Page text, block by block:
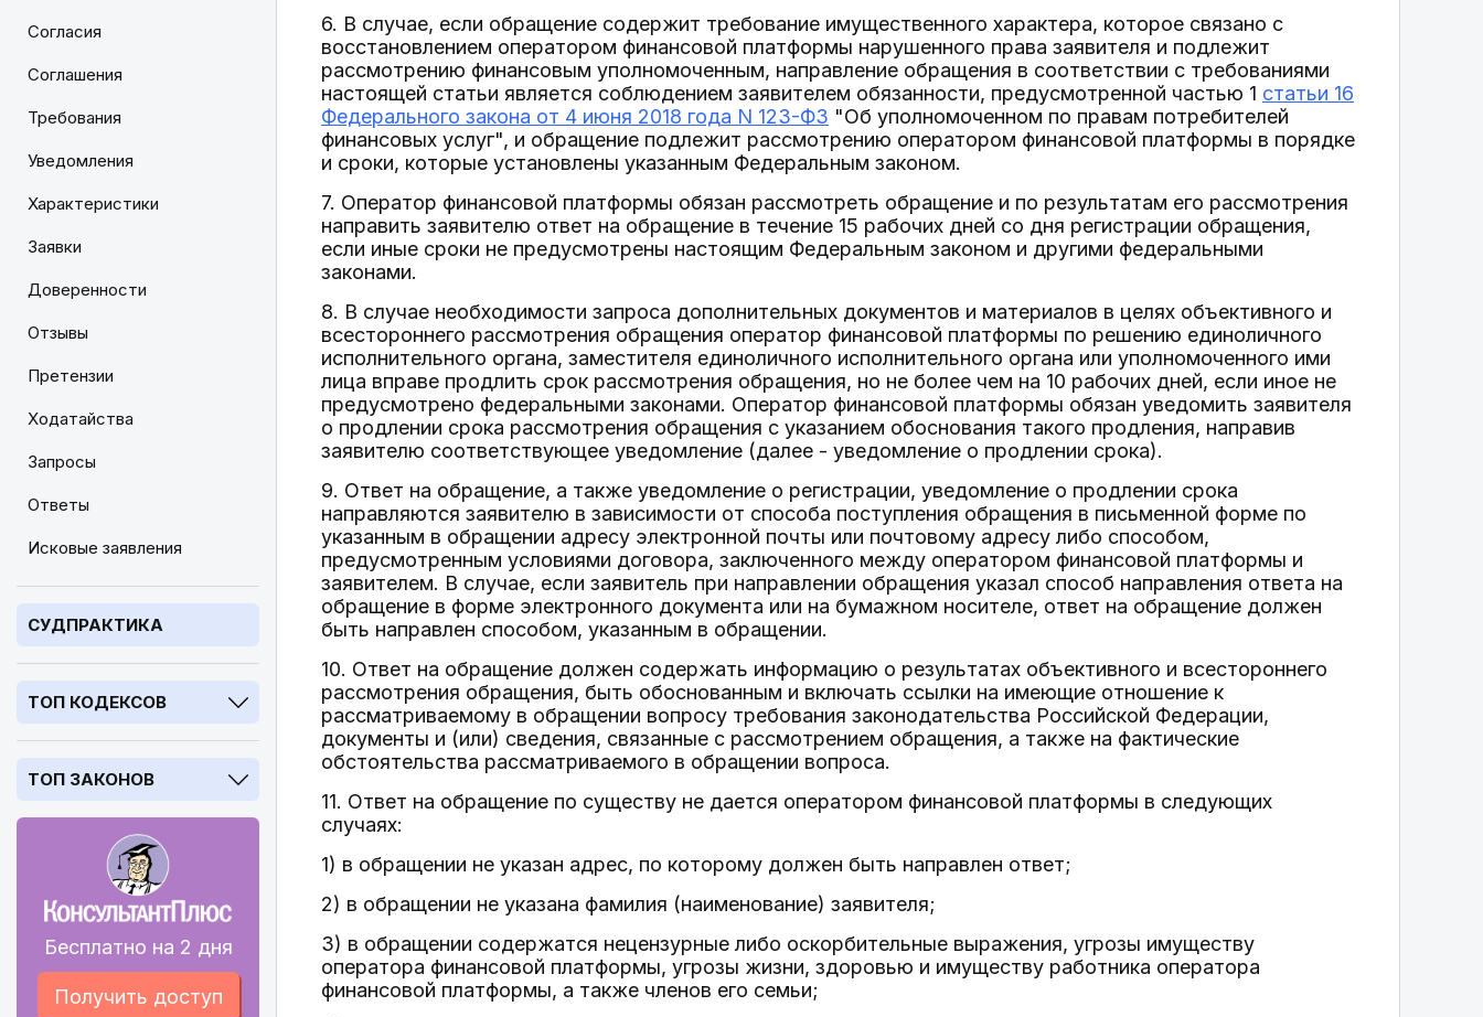
Согласия
Соглашения
Требования
Уведомления
Характеристики
Заявки
Доверенности
Отзывы
Претензии
Ходатайства
Запросы
Ответы
Исковые заявления
СУДПРАКТИКА
ТОП КОДЕКСОВ
ТОП ЗАКОНОВ
Бесплатно на 2 дня
Получить доступ
6. В случае, если обращение содержит требование имущественного характера, которое связано с
восстановлением оператором финансовой платформы нарушенного права заявителя и подлежит
рассмотрению финансовым уполномоченным, направление обращения в соответствии с требованиями
настоящей статьи является соблюдением заявителем обязанности, предусмотренной частью 1 статьи 16
Федерального закона от 4 июня 2018 года N 123-ФЗ "Об уполномоченном по правам потребителей
финансовых услуг", и обращение подлежит рассмотрению оператором финансовой платформы в порядке
и сроки, которые установлены указанным Федеральным законом.
7. Оператор финансовой платформы обязан рассмотреть обращение и по результатам его рассмотрения
направить заявителю ответ на обращение в течение 15 рабочих дней со дня регистрации обращения,
если иные сроки не предусмотрены настоящим Федеральным законом и другими федеральными
законами.
8. В случае необходимости запроса дополнительных документов и материалов в целях объективного и
всестороннего рассмотрения обращения оператор финансовой платформы по решению единоличного
исполнительного органа, заместителя единоличного исполнительного органа или уполномоченного ими
лица вправе продлить срок рассмотрения обращения, но не более чем на 10 рабочих дней, если иное не
предусмотрено федеральными законами. Оператор финансовой платформы обязан уведомить заявителя
о продлении срока рассмотрения обращения с указанием обоснования такого продления, направив
заявителю соответствующее уведомление (далее - уведомление о продлении срока).
9. Ответ на обращение, а также уведомление о регистрации, уведомление о продлении срока
направляются заявителю в зависимости от способа поступления обращения в письменной форме по
указанным в обращении адресу электронной почты или почтовому адресу либо способом,
предусмотренным условиями договора, заключенного между оператором финансовой платформы и
заявителем. В случае, если заявитель при направлении обращения указал способ направления ответа на
обращение в форме электронного документа или на бумажном носителе, ответ на обращение должен
быть направлен способом, указанным в обращении.
10. Ответ на обращение должен содержать информацию о результатах объективного и всестороннего
рассмотрения обращения, быть обоснованным и включать ссылки на имеющие отношение к
рассматриваемому в обращении вопросу требования законодательства Российской Федерации,
документы и (или) сведения, связанные с рассмотрением обращения, а также на фактические
обстоятельства рассматриваемого в обращении вопроса.
11. Ответ на обращение по существу не дается оператором финансовой платформы в следующих
случаях:
1) в обращении не указан адрес, по которому должен быть направлен ответ;
2) в обращении не указана фамилия (наименование) заявителя;
3) в обращении содержатся нецензурные либо оскорбительные выражения, угрозы имуществу
оператора финансовой платформы, угрозы жизни, здоровью и имуществу работника оператора
финансовой платформы, а также членов его семьи;